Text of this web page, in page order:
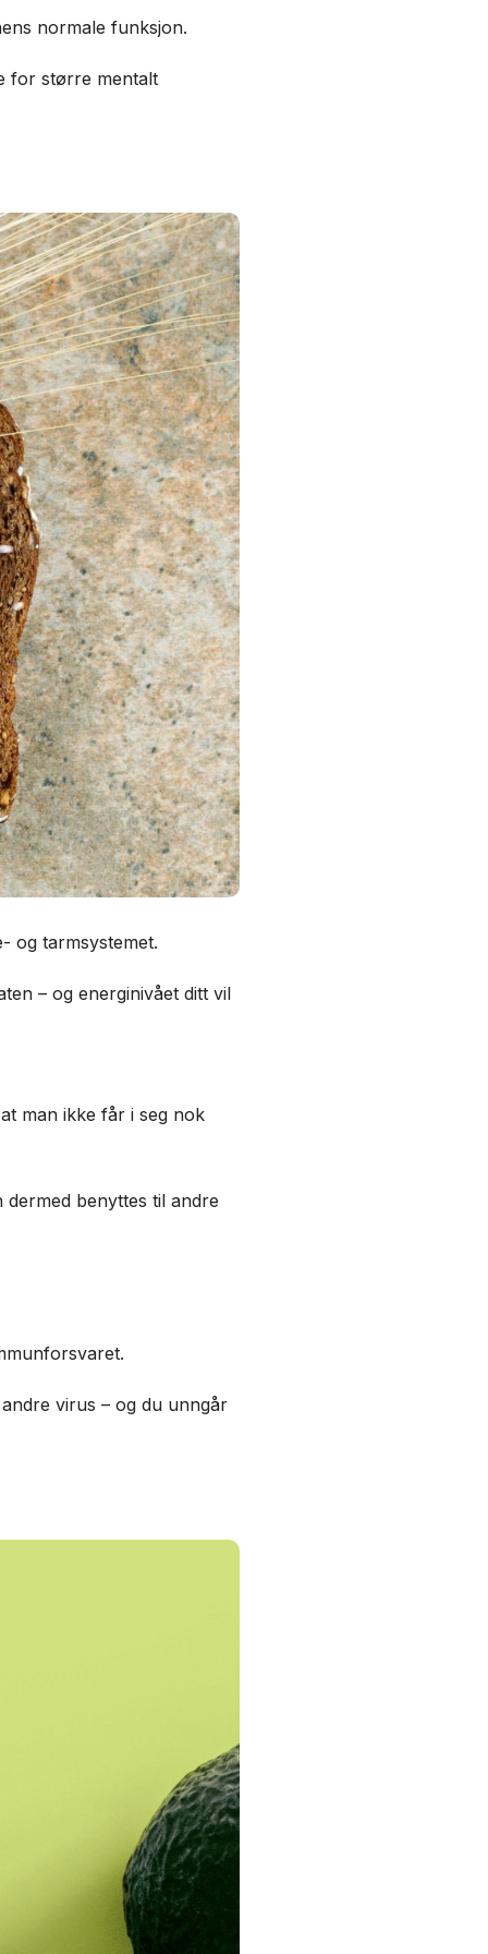
normale funksjon.
for større mentalt
og tarmsystemet.
– og energinivået ditt vil
man ikke får i seg nok
benyttes til andre
virus – og du unngår